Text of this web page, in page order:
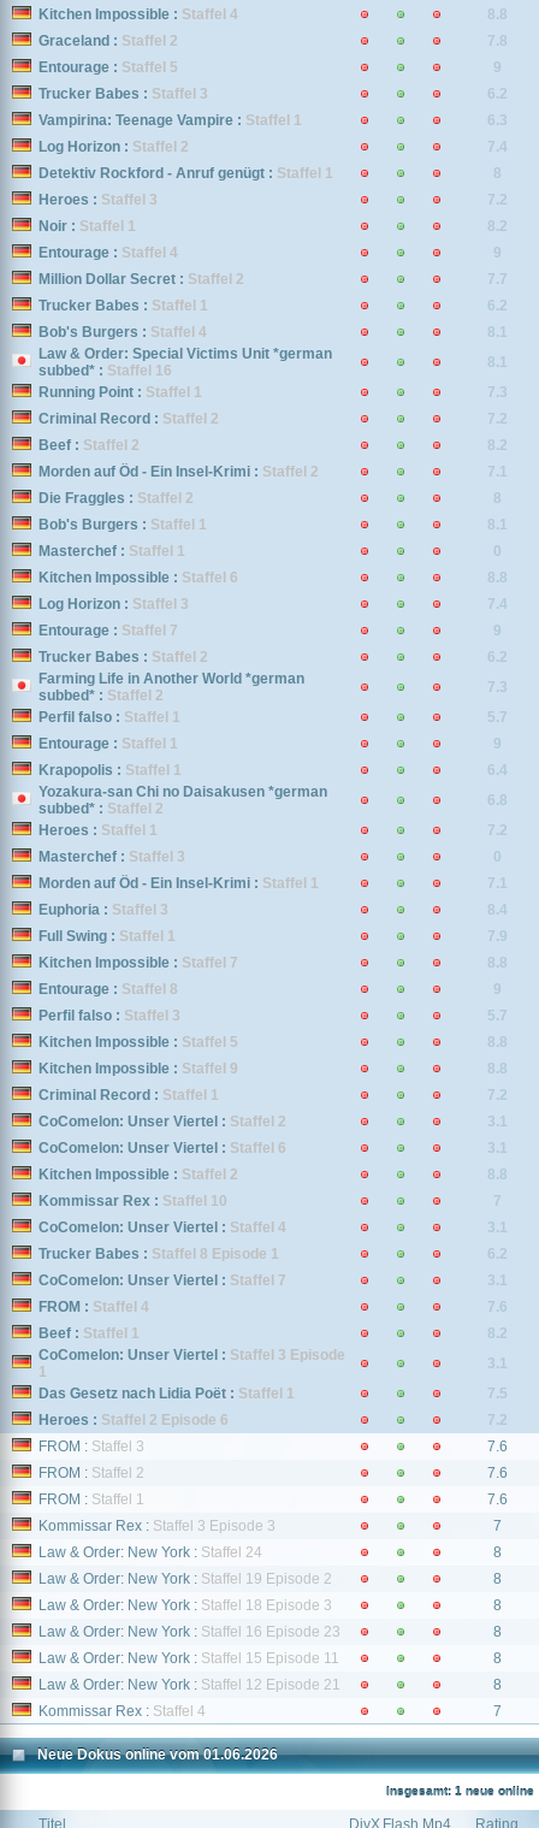
Kitchen Impossible : Staffel 4
8.8
Graceland : Staffel 2
7.8
Entourage : Staffel 5
9
Trucker Babes : Staffel 3
6.2
Vampirina: Teenage Vampire : Staffel 1
6.3
Log Horizon : Staffel 2
7.4
Detektiv Rockford - Anruf genügt : Staffel 1
8
Heroes : Staffel 3
7.2
Noir : Staffel 1
8.2
Entourage : Staffel 4
9
Million Dollar Secret : Staffel 2
7.7
Trucker Babes : Staffel 1
6.2
Bob's Burgers : Staffel 4
8.1
Law & Order: Special Victims Unit *german
subbed* : Staffel 16
8.1
Running Point : Staffel 1
7.3
Criminal Record : Staffel 2
7.2
Beef : Staffel 2
8.2
Morden auf Öd - Ein Insel-Krimi : Staffel 2
7.1
Die Fraggles : Staffel 2
8
Bob's Burgers : Staffel 1
8.1
Masterchef : Staffel 1
0
Kitchen Impossible : Staffel 6
8.8
Log Horizon : Staffel 3
7.4
Entourage : Staffel 7
9
Trucker Babes : Staffel 2
6.2
Farming Life in Another World *german
subbed* : Staffel 2
7.3
Perfil falso : Staffel 1
5.7
Entourage : Staffel 1
9
Krapopolis : Staffel 1
6.4
Yozakura-san Chi no Daisakusen *german
subbed* : Staffel 2
6.8
Heroes : Staffel 1
7.2
Masterchef : Staffel 3
0
Morden auf Öd - Ein Insel-Krimi : Staffel 1
7.1
Euphoria : Staffel 3
8.4
Full Swing : Staffel 1
7.9
Kitchen Impossible : Staffel 7
8.8
Entourage : Staffel 8
9
Perfil falso : Staffel 3
5.7
Kitchen Impossible : Staffel 5
8.8
Kitchen Impossible : Staffel 9
8.8
Criminal Record : Staffel 1
7.2
CoComelon: Unser Viertel : Staffel 2
3.1
CoComelon: Unser Viertel : Staffel 6
3.1
Kitchen Impossible : Staffel 2
8.8
Kommissar Rex : Staffel 10
7
CoComelon: Unser Viertel : Staffel 4
3.1
Trucker Babes : Staffel 8 Episode 1
6.2
CoComelon: Unser Viertel : Staffel 7
3.1
FROM : Staffel 4
7.6
Beef : Staffel 1
8.2
CoComelon: Unser Viertel : Staffel 3 Episode
1
3.1
Das Gesetz nach Lidia Poët : Staffel 1
7.5
Heroes : Staffel 2 Episode 6
7.2
FROM : Staffel 3
7.6
FROM : Staffel 2
7.6
FROM : Staffel 1
7.6
Kommissar Rex : Staffel 3 Episode 3
7
Law & Order: New York : Staffel 24
8
Law & Order: New York : Staffel 19 Episode 2
8
Law & Order: New York : Staffel 18 Episode 3
8
Law & Order: New York : Staffel 16 Episode 23
8
Law & Order: New York : Staffel 15 Episode 11
8
Law & Order: New York : Staffel 12 Episode 21
8
Kommissar Rex : Staffel 4 7
Neue Dokus online vom 01.06.2026
Insgesamt: 1 neue online
Titel DivX Flash Mp4 Rating